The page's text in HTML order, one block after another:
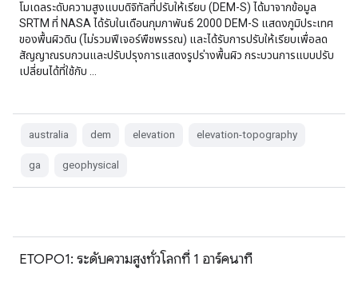
โมเดลระดับความสูงแบบดิจิทัลที่ปรับให้เรียบ (DEM-S) ได้มาจากข้อมูล
SRTM ที่ NASA ได้รับในเดือนกุมภาพันธ์ 2000 DEM-S แสดงภูมิประเทศ
ของพื้นผิวดิน (ไม่รวมฟีเจอร์พืชพรรณ) และได้รับการปรับให้เรียบเพื่อลด
สัญญาณรบกวนและปรับปรุงการแสดงรูปร่างพื้นผิว กระบวนการแบบปรับ
เปลี่ยนได้ที่ใช้กับ …
australia dem elevation elevation-topography
ga geophysical
ETOPO1: ระดับความสูงทั่วโลกที่ 1 อาร์คนาที